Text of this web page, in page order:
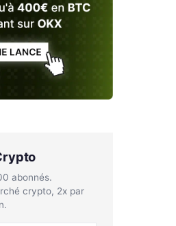
abonnés.
crypto, 2x par